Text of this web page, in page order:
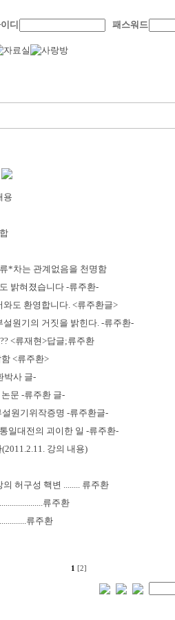
디 패스워드
용
*차는 관계없음을 천명함
밝혀졌습니다 -류주환-
도 환영합니다. <류주환글>
원기의 거짓을 밝힌다. -류주환-
<류재현>답글;류주환
<류주환>
박사 글-
문 -류주환 글-
원기위작증명 -류주환글-
일대전의 괴이한 일 -류주환-
강의 내용)
허구성 핵변 ........ 류주환
류주환
류주환
1 [2]